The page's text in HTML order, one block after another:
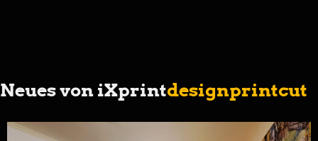
Neues von iXprintdesignprintcut